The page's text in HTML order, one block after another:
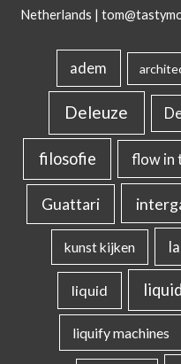
Netherlands |
adem
Deleuze
filosofie flow in
Guattari
kunst kijken
liquid
liquify machines